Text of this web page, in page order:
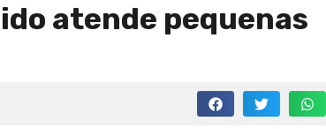
atende pequenas